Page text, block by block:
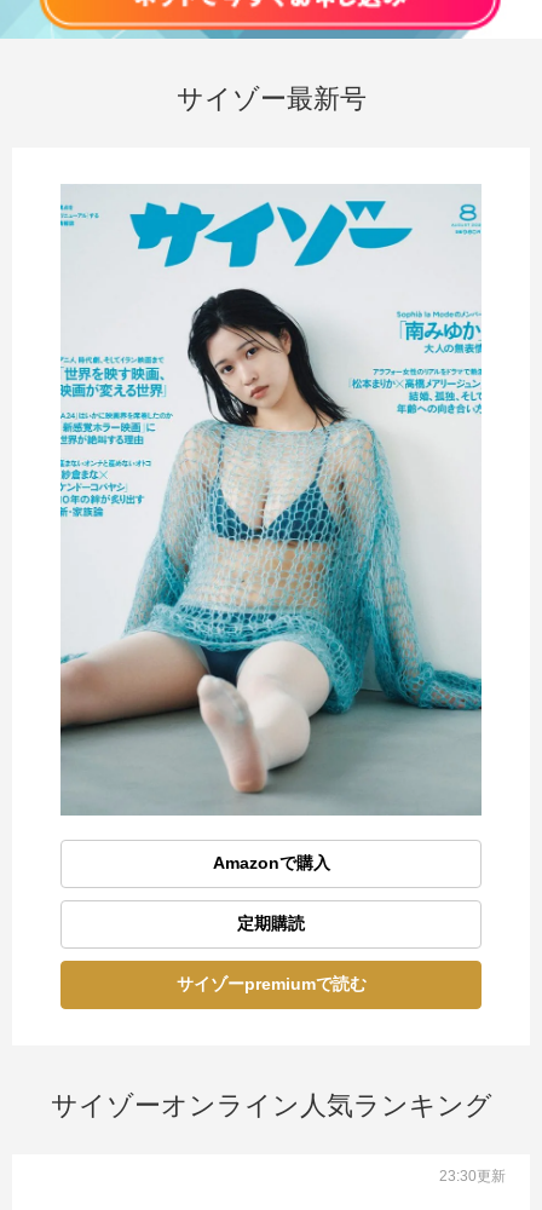
サイゾー最新号
Amazonで購入
定期購読
サイゾーpremiumで読む
サイゾーオンライン人気ランキング
23:30更新